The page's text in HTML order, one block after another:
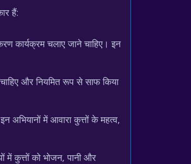
हैं:
कार्यक्रम चलाए जाने चाहिए। इन
और नियमित रूप से साफ किया
अभियानों में आवारा कुत्तों के महत्व,
कुत्तों को भोजन, पानी और